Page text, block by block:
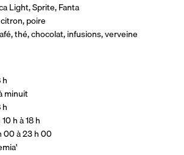
Light, Sprite, Fanta
poire
thé, chocolat, infusions, verveine
h
minuit
h
h à 18 h
00 à 23 h 00